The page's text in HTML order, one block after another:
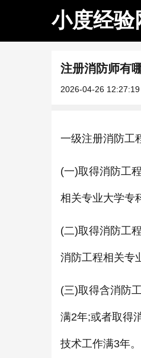
小度经验
注册消防师有
2026-04-26 12:27:19
一级注册消防工
(一)取得消防工
相关专业大学专
(二)取得消防工
消防工程相关专
(三)取得含消防
满2年;或者取得
技术工作满3年。